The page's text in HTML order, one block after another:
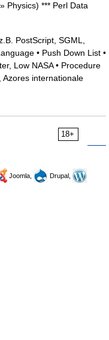
Physics) *** Perl Data
PostScript, SGML,
• Push Down List •
Low NASA • Procedure
Azores internationale
18+
Joomla,
Drupal,